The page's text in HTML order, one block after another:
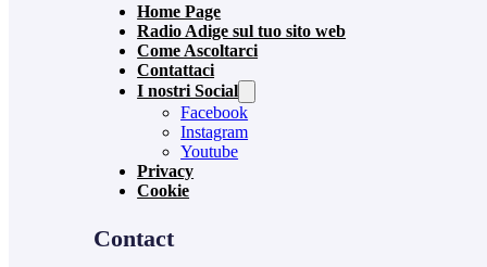
Home Page
Radio Adige sul tuo sito web
Come Ascoltarci
Contattaci
I nostri Social
Facebook
Instagram
Youtube
Privacy
Cookie
Contact